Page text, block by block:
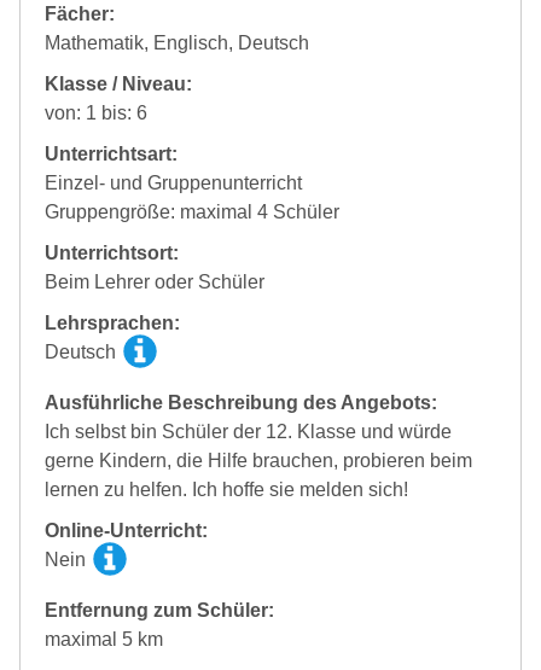
Fächer:
Mathematik, Englisch, Deutsch
Klasse / Niveau:
von: 1 bis: 6
Unterrichtsart:
Einzel- und Gruppenunterricht
Gruppengröße: maximal 4 Schüler
Unterrichtsort:
Beim Lehrer oder Schüler
Lehrsprachen:
Deutsch
Ausführliche Beschreibung des Angebots:
Ich selbst bin Schüler der 12. Klasse und würde
gerne Kindern, die Hilfe brauchen, probieren beim
lernen zu helfen. Ich hoffe sie melden sich!
Online-Unterricht:
Nein
Entfernung zum Schüler:
maximal 5 km